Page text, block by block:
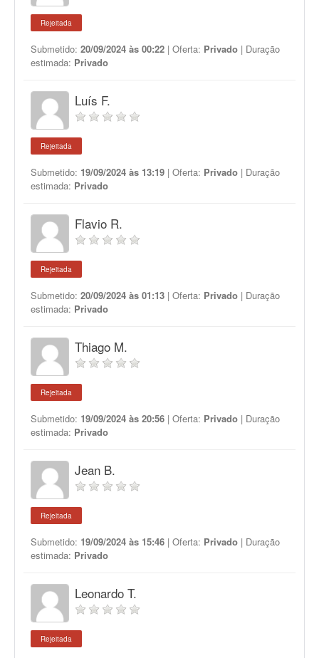
Rejeitada
Submetido: 20/09/2024 às 00:22 | Oferta: Privado | Duração
estimada: Privado
Luís F.
Rejeitada
Submetido: 19/09/2024 às 13:19 | Oferta: Privado | Duração
estimada: Privado
Flavio R.
Rejeitada
Submetido: 20/09/2024 às 01:13 | Oferta: Privado | Duração
estimada: Privado
Thiago M.
Rejeitada
Submetido: 19/09/2024 às 20:56 | Oferta: Privado | Duração
estimada: Privado
Jean B.
Rejeitada
Submetido: 19/09/2024 às 15:46 | Oferta: Privado | Duração
estimada: Privado
Leonardo T.
Rejeitada